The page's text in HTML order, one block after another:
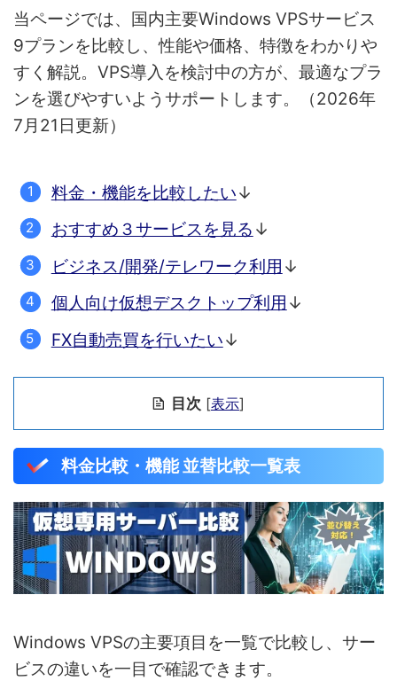
当ページでは、国内主要Windows VPSサービス
9プランを比較し、性能や価格、特徴をわかりや
すく解説。VPS導入を検討中の方が、最適なプラ
ンを選びやすいようサポートします。（2026年
7月21日更新）
料金・機能を比較したい↓
おすすめ３サービスを見る ↓
ビジネス/開発/テレワーク利用 ↓
個人向け仮想デスクトップ利用 ↓
FX自動売買を行いたい↓
目次 [表示]
料金比較・機能 並替比較一覧表
Windows VPSの主要項目を一覧で比較し、サー
ビスの違いを一目で確認できます。